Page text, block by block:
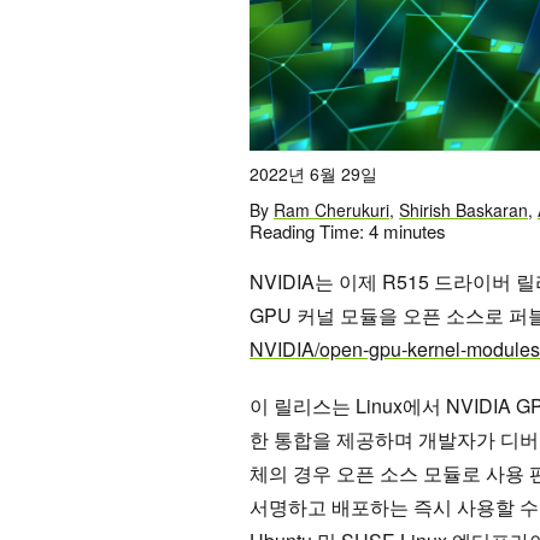
2022년 6월 29일
By Ram Cherukuri, Shirish Baskaran,
Reading Time: 4 minutes
NVIDIA는 이제 R515 드라이버
GPU 커널 모듈을 오픈 소스로 퍼
NVIDIA/open-gpu-kernel-modules
이 릴리스는 Linux에서 NVIDIA
한 통합을 제공하며 개발자가 디
체의 경우 오픈 소스 모듈로 사용
서명하고 배포하는 즉시 사용할